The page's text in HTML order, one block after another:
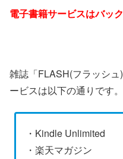
電子書籍サービスはバッ
雑誌「FLASH(フラッシ
ービスは以下の通りです。
・Kindle Unlimited
・楽天マガジン